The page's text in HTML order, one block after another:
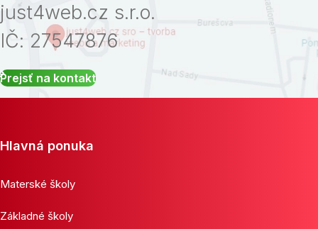
just4web.cz s.r.o.
IČ: 27547876
Prejsť na kontakt
Hlavná ponuka
Materské školy
Základné školy